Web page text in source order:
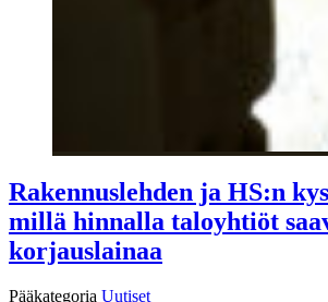
Rakennuslehden ja HS:n
millä hinnalla taloyhtiöt
korjauslainaa
Pääkategoria Uutiset